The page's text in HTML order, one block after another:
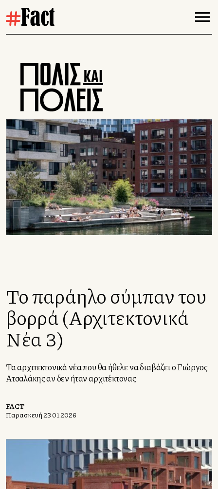
Το παράλληλο σύμπαν του
βορρά (Αρχιτεκτονικά
Νέα 3)
Τα αρχιτεκτονικά νέα που θα ήθελε να διαβάζει ο Γιώργος
Ατσαλάκης αν δεν ήταν αρχιτέκτονας
FACT
Παρασκευή 23 01 2026